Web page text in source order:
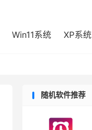
Win11系统 XP系统
随机软件推荐